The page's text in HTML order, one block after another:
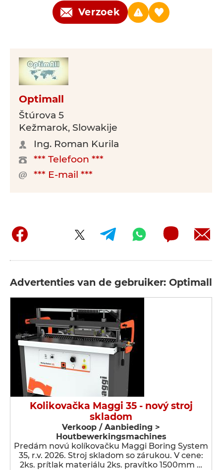
Verzoek
Optimall
Štúrova 5
Kežmarok, Slowakije
Ing. Roman Kurila
*** Telefoon ***
*** E-mail ***
Advertenties van de gebruiker: Optimall
Kolikovačka Maggi 35 - nový stroj
skladom
Verkoop / Aanbieding >
Houtbewerkingsmachines
Predám novú kolíkovačku Maggi Boring System
35, r.v. 2026. Stroj skladom so zárukou. V cene:
2ks. prítlak materiálu 2ks. pravítko 1500mm …